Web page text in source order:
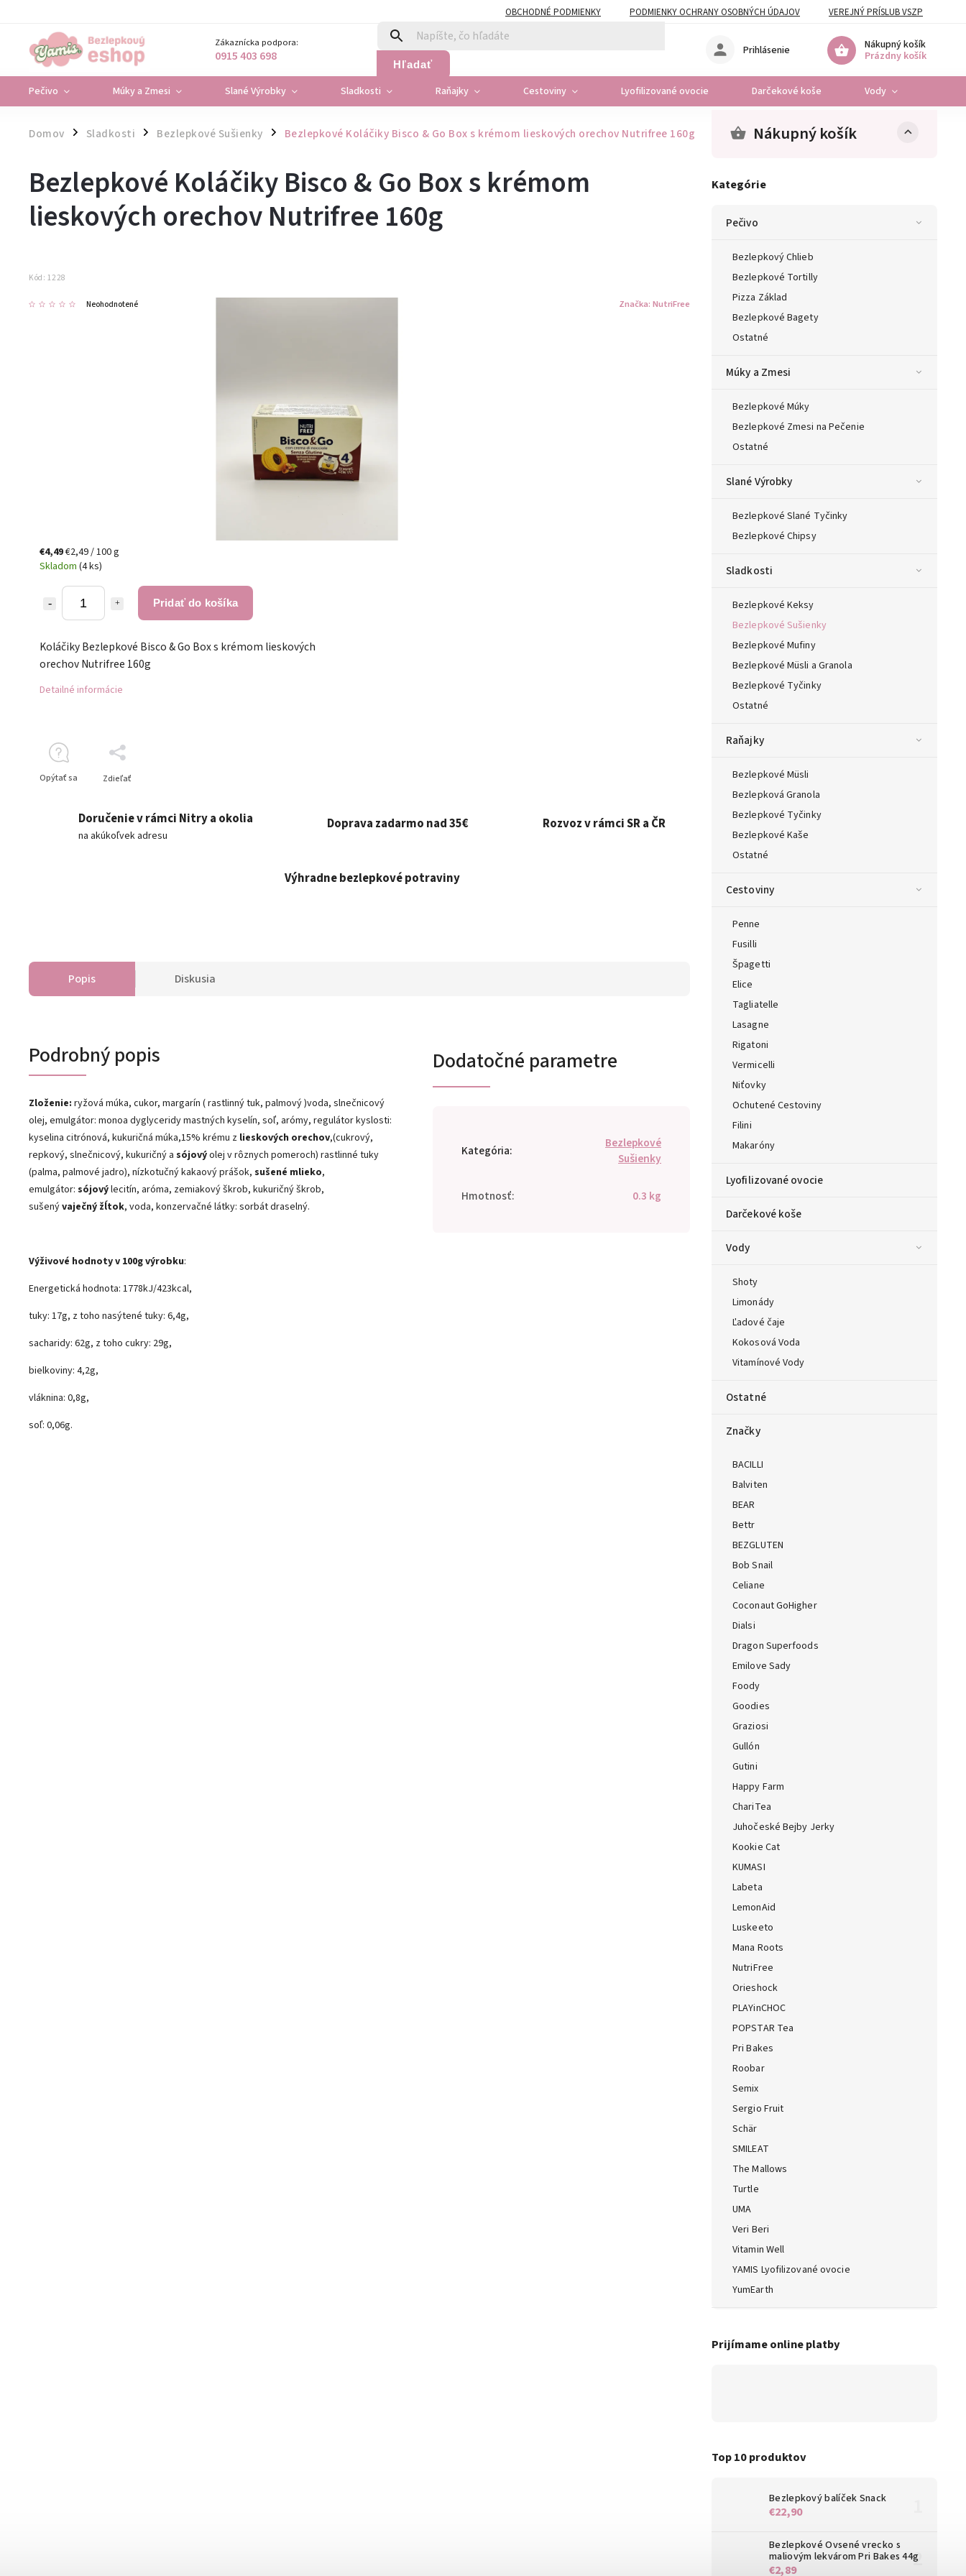
OBCHODNÉ PODMIENKY PODMIENKY OCHRANY OSOBNÝCH ÚDAJOV VEREJNÝ PRÍSLUB VSZP
Zákaznícka podpora:
0915 403 698 Hľadať
Nákupný košík
Prázdny košík
Prihlásenie
Pečivo Múky a Zmesi Slané Výrobky Sladkosti Raňajky Cestoviny Lyofilizované ovocie Darčekové koše Vody
Domov / Sladkosti / Bezlepkové Sušienky / Bezlepkové Koláčiky Bisco & Go Box s krémom lieskových orechov Nutrifree 160g Nákupný košík
Kategórie
Pečivo
Bezlepkový Chlieb
Bezlepkové Tortilly
Pizza Základ
Bezlepkové Bagety
Ostatné
Múky a Zmesi
Bezlepkové Múky
Bezlepkové Zmesi na Pečenie
Ostatné
Slané Výrobky
Bezlepkové Slané Tyčinky
Bezlepkové Chipsy
Sladkosti
Bezlepkové Keksy
Bezlepkové Sušienky
Bezlepkové Mufiny
Bezlepkové Müsli a Granola
Bezlepkové Tyčinky
Ostatné
Raňajky
Bezlepkové Müsli
Bezlepková Granola
Bezlepkové Tyčinky
Bezlepkové Kaše
Ostatné
Cestoviny
Penne
Fusilli
Špagetti
Elice
Tagliatelle
Lasagne
Rigatoni
Vermicelli
Niťovky
Ochutené Cestoviny
Filini
Makaróny
Lyofilizované ovocie
Darčekové koše
Vody
Shoty
Limonády
Ľadové čaje
Kokosová Voda
Vitamínové Vody
Ostatné
Značky
BACILLI
Balviten
BEAR
Bettr
BEZGLUTEN
Bob Snail
Celiane
Coconaut GoHigher
Dialsi
Dragon Superfoods
Emilove Sady
Foody
Goodies
Graziosi
Gullón
Gutini
Happy Farm
ChariTea
Juhočeské Bejby Jerky
Kookie Cat
KUMASI
Labeta
LemonAid
Luskeeto
Mana Roots
NutriFree
Orieshock
PLAYinCHOC
POPSTAR Tea
Pri Bakes
Roobar
Semix
Sergio Fruit
Schär
SMILEAT
The Mallows
Turtle
UMA
Veri Beri
Vitamin Well
YAMIS Lyofilizované ovocie
YumEarth
Prijímame online platby
Top 10 produktov
Bezlepkový balíček Snack
€22,90
Bezlepkové Ovsené vrecko s
maliovým lekvárom Pri Bakes 44g
€2,89
Bezlepkové Koláčiky Bisco & Go Box s krémom
lieskových orechov Nutrifree 160g
Kód: 1228
Neohodnotené Značka: NutriFree
€4,49€2,49 / 100 g
Skladom (4 ks)
Pridať do košíka
Koláčiky Bezlepkové Bisco & Go Box s krémom lieskových
orechov Nutrifree 160g
Detailné informácie
Opýtať sa Zdieľať
Doručenie v rámci Nitry a okolia
na akúkoľvek adresu
Doprava zadarmo nad 35€ Rozvoz v rámci SR a ČR
Výhradne bezlepkové potraviny
Popis Diskusia
Podrobný popis
Zloženie: ryžová múka, cukor, margarín ( rastlinný tuk, palmový )voda, slnečnicový
olej, emulgátor: monoa dyglyceridy mastných kyselín, soľ, arómy, regulátor kyslosti:
kyselina citrónová, kukuričná múka,15% krému z lieskových orechov,(cukrový,
repkový, slnečnicový, kukuričný a sójovýolej v rôznych pomeroch) rastlinné tuky
(palma, palmové jadro), nízkotučný kakaový prášok, sušené mlieko,
emulgátor: sójovýlecitín, aróma, zemiakový škrob, kukuričný škrob,
sušenývaječný žĺtok, voda, konzervačné látky: sorbát draselný.
Výživové hodnoty v 100g výrobku:
Energetická hodnota: 1778kJ/423kcal,
tuky: 17g, z toho nasýtené tuky: 6,4g,
sacharidy: 62g, z toho cukry: 29g,
bielkoviny: 4,2g,
vláknina: 0,8g,
soľ: 0,06g.
Dodatočné parametre
Kategória:
Bezlepkové
Sušienky
Hmotnosť: 0.3 kg